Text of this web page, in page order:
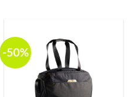
-50%